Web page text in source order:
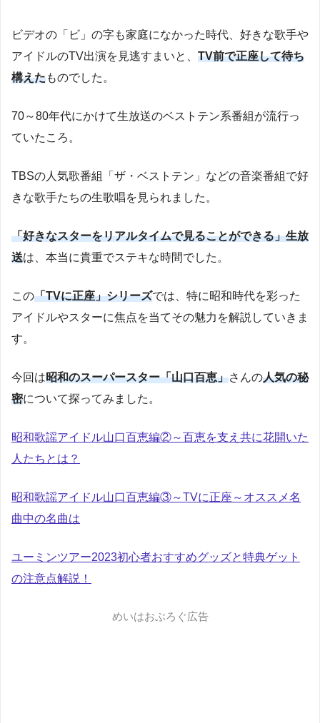
ビデオの「ビ」の字も家庭になかった時代、好きな歌手や
アイドルのTV出演を見逃すまいと、 TV前で正座して待ち
構えたものでした。
70～80年代にかけて生放送のベストテン系番組が流行っ
ていたころ。
TBSの人気歌番組「ザ・ベストテン」などの音楽番組で好
きな歌手たちの生歌唱を見られました。
「好きなスターをリアルタイムで見ることができる」生放
送は、本当に貴重でステキな時間でした。
この「TVに正座」シリーズでは、特に昭和時代を彩った
アイドルやスターに焦点を当てその魅力を解説していきま
す。
今回は昭和のスーパースター「山口百恵」さんの人気の秘
密について探ってみました。
昭和歌謡アイドル山口百恵編②～百恵を支え共に花開いた
人たちとは？
昭和歌謡アイドル山口百恵編③～TVに正座～オススメ名
曲中の名曲は
ユーミンツアー2023初心者おすすめグッズと特典ゲット
の注意点解説！
めいはおぶろぐ広告